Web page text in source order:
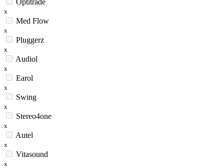
x
Med Flow
x
Pluggerz
x
Audiol
x
Earol
x
Swing
x
Stereo4one
x
Autel
x
Vitasound
x